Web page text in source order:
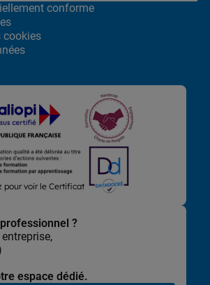
pour voir le Certificat
conforme
cookies
?
espace dédié.
sur notre site, nous recueillons et traitons
concernant qui nous permettent de vous
directement ou via des partenaires, des
publicités personnalisées et de mesurer
nous permettent également d’adapter le
site à vos préférences, de vous faciliter le